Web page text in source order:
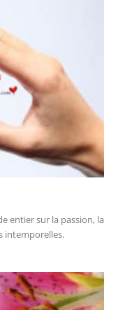
entier sur la passion, la
intemporelles.